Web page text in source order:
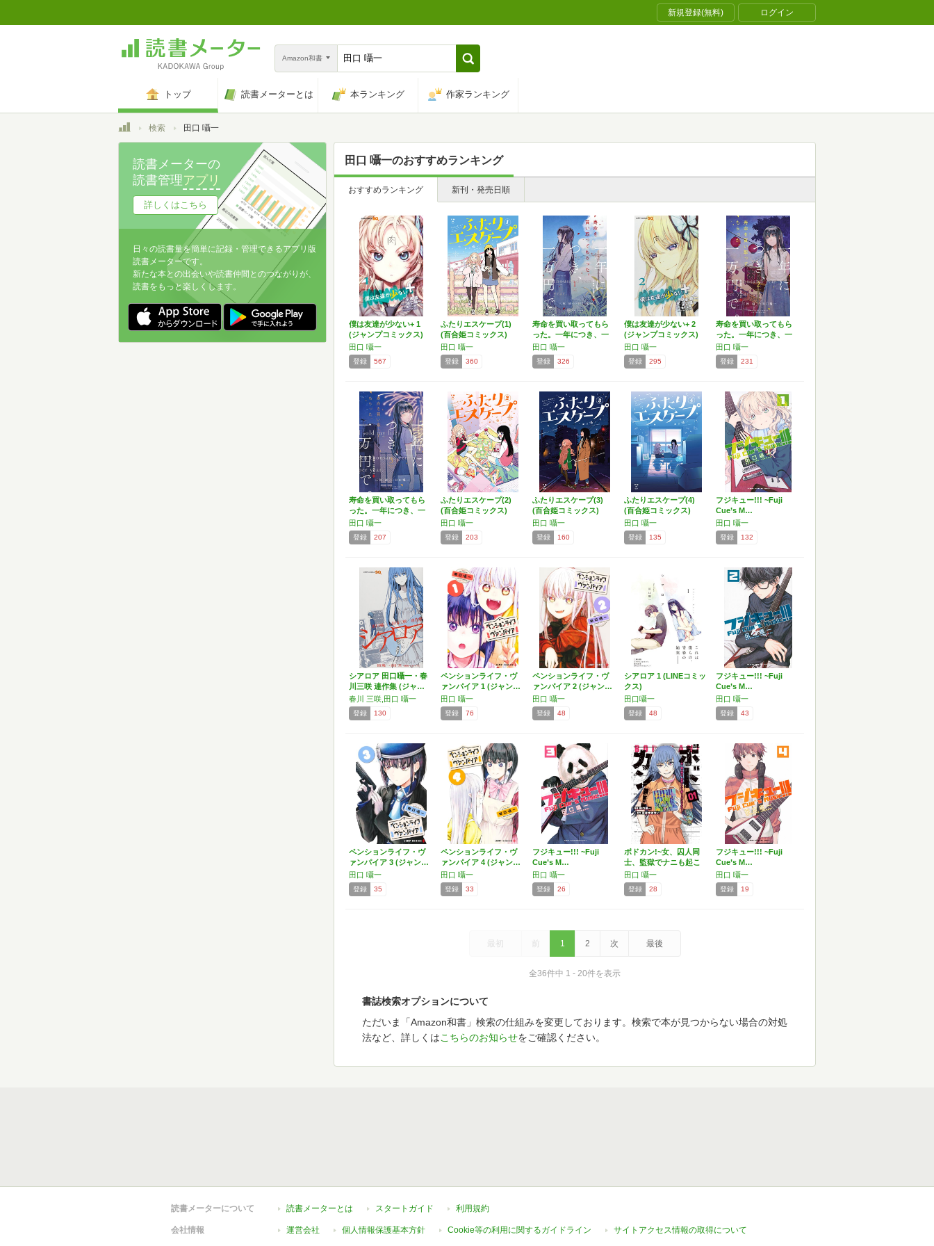
新規登録(無料) ログイン
Amazon和書
トップ 読書メーターとは 本ランキング 作家ランキング
トップ検索 田口 囁一
田口 囁一のおすすめランキング
おすすめランキング 新刊・発売日順
僕は友達が少ない+ 1
(ジャンプコミックス)
田口 囁一
登録 567
ふたりエスケープ(1)
(百合姫コミックス)
田口 囁一
登録 360
寿命を買い取ってもら
った。一年につき、一
万円…
田口 囁一
登録 326
僕は友達が少ない+ 2
(ジャンプコミックス)
田口 囁一
登録 295
寿命を買い取ってもら
った。一年につき、一
万円…
田口 囁一
登録 231
寿命を買い取ってもら
った。一年につき、一
万円…
田口 囁一
登録 207
ふたりエスケープ(2)
(百合姫コミックス)
田口 囁一
登録 203
ふたりエスケープ(3)
(百合姫コミックス)
田口 囁一
登録 160
ふたりエスケープ(4)
(百合姫コミックス)
田口 囁一
登録 135
フジキュー!!! ~Fuji
Cue’s M…
田口 囁一
登録 132
シアロア 田口囁一・春
川三咲 連作集 (ジャ…
春川 三咲,田口 囁一
登録 130
ペンションライフ・ヴ
ァンパイア 1 (ジャン…
田口 囁一
登録 76
ペンションライフ・ヴ
ァンパイア 2 (ジャン…
田口 囁一
登録 48
シアロア 1 (LINEコミッ
クス)
田口囁一
登録 48
フジキュー!!! ~Fuji
Cue’s M…
田口 囁一
登録 43
ペンションライフ・ヴ
ァンパイア 3 (ジャン…
田口 囁一
登録 35
ペンションライフ・ヴ
ァンパイア 4 (ジャン…
田口 囁一
登録 33
フジキュー!!! ~Fuji
Cue’s M…
田口 囁一
登録 26
ボドカン!~女、囚人同
士、監獄でナニも起こ
ら…
田口 囁一
登録 28
フジキュー!!! ~Fuji
Cue’s M…
田口 囁一
登録 19
最初 前 1 2 次 最後
全36件中 1 - 20件を表示
書誌検索オプションについて
ただいま「Amazon和書」検索の仕組みを変更しております。検索で本が見つからない場合の対処
法など、詳しくはこちらのお知らせをご確認ください。
読書メーターの
読書管理アプリ
詳しくはこちら
日々の読書量を簡単に記録・管理できるアプリ版
読書メーターです。
新たな本との出会いや読書仲間とのつながりが、
読書をもっと楽しくします。
読書メーターについて 読書メーターとは スタートガイド 利用規約
会社情報 運営会社 個人情報保護基本方針 Cookie等の利用に関するガイドライン サイトアクセス情報の取得について